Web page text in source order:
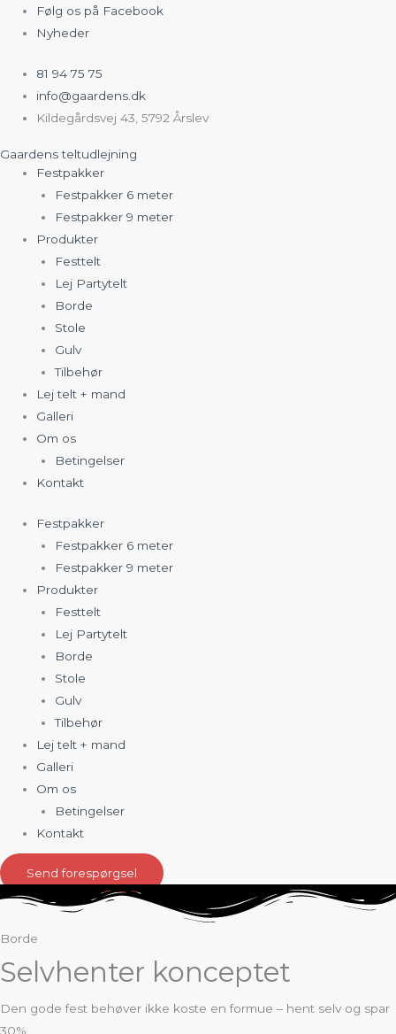
Følg os på Facebook
Nyheder
81 94 75 75
info@gaardens.dk
Kildegårdsvej 43, 5792 Årslev
Gaardens teltudlejning
Festpakker
Festpakker 6 meter
Festpakker 9 meter
Produkter
Festtelt
Lej Partytelt
Borde
Stole
Gulv
Tilbehør
Lej telt + mand
Galleri
Om os
Betingelser
Kontakt
Festpakker
Festpakker 6 meter
Festpakker 9 meter
Produkter
Festtelt
Lej Partytelt
Borde
Stole
Gulv
Tilbehør
Lej telt + mand
Galleri
Om os
Betingelser
Kontakt
Send forespørgsel
Borde
Selvhenter konceptet
Den gode fest behøver ikke koste en formue – hent selv og spar
30%.